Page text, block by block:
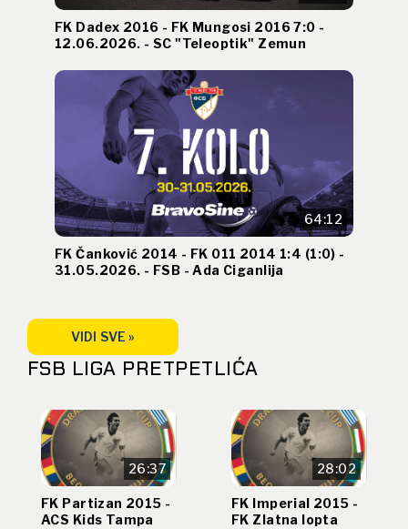
FK Dadex 2016 - FK Mungosi 2016 7:0 -
12.06.2026. - SC "Teleoptik" Zemun
64:12
FK Čanković 2014 - FK 011 2014 1:4 (1:0) -
31.05.2026. - FSB - Ada Ciganlija
VIDI SVE »
FSB LIGA PRETPETLIĆA
26:37
FK Partizan 2015 -
ACS Kids Tampa
28:02
FK Imperial 2015 -
FK Zlatna lopta